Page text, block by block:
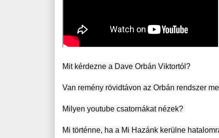
Mit kérdezne a Dave Orbán Viktortól?